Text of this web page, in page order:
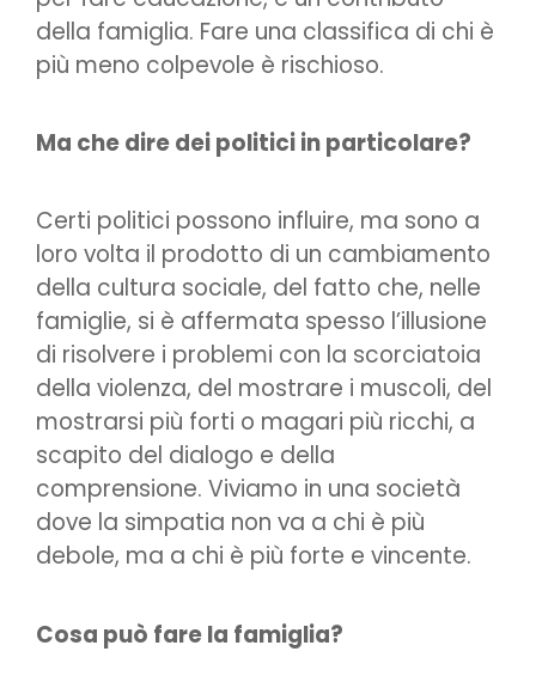
della famiglia. Fare una classifica di chi è
più meno colpevole è rischioso.
Ma che dire dei politici in particolare?
Certi politici possono influire, ma sono a
loro volta il prodotto di un cambiamento
della cultura sociale, del fatto che, nelle
famiglie, si è affermata spesso l’illusione
di risolvere i problemi con la scorciatoia
della violenza, del mostrare i muscoli, del
mostrarsi più forti o magari più ricchi, a
scapito del dialogo e della
comprensione. Viviamo in una società
dove la simpatia non va a chi è più
debole, ma a chi è più forte e vincente.
Cosa può fare la famiglia?